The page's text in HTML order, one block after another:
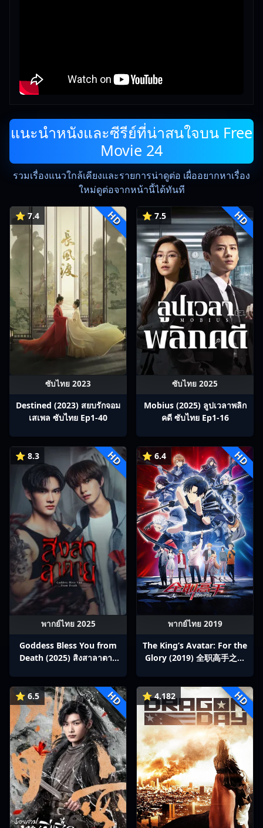
แนะนำหนังและซีรีย์ที่น่าสนใจบน Free
Movie 24
รวมเรื่องแนวใกล้เคียงและรายการน่าดูต่อ เผื่ออยากหาเรื่อง
ใหม่ดูต่อจากหน้านี้ได้ทันที
⭐ 7.4 HD
ซับไทย 2023
Destined (2023) สยบรักจอม
เสเพล ซับไทย Ep1-40
⭐ 7.5 HD
ซับไทย 2025
Mobius (2025) ลูปเวลาพลิก
คดี ซับไทย Ep1-16
⭐ 8.3 HD
พากย์ไทย 2025
Goddess Bless You from
Death (2025) สิงสาลาตาย
⭐ 6.4 HD
พากย์ไทย 2019
The King’s Avatar: For the
Glory (2019) 全职高手之巅
⭐ 6.5 HD ⭐ 4.182 HD